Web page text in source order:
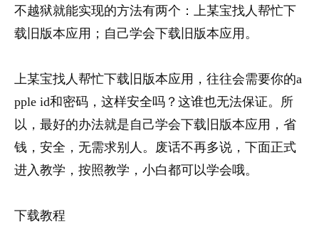
不越狱就能实现的方法有两个：上某宝找人帮忙下
载旧版本应用；自己学会下载旧版本应用。
上某宝找人帮忙下载旧版本应用，往往会需要你的a
pple id和密码，这样安全吗？这谁也无法保证。所
以，最好的办法就是自己学会下载旧版本应用，省
钱，安全，无需求别人。废话不再多说，下面正式
进入教学，按照教学，小白都可以学会哦。
下载教程